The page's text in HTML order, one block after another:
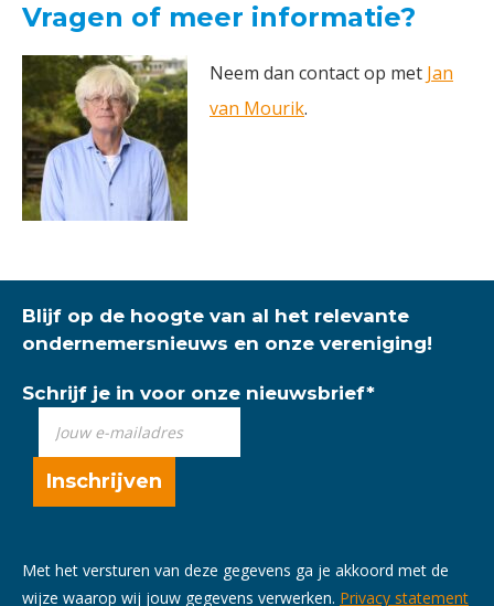
Vragen of meer informatie?
Neem dan contact op met Jan
van Mourik.
Blijf op de hoogte van al het relevante
ondernemersnieuws en onze vereniging!
Schrijf je in voor onze nieuwsbrief*
Met het versturen van deze gegevens ga je akkoord met de
wijze waarop wij jouw gegevens verwerken. Privacy statement